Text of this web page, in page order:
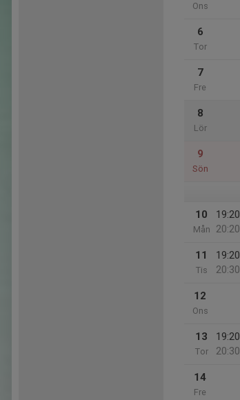
Ons
6
Tor
7
Fre
8
Lör
9
Sön
10
Mån
19:20
20:20
11
Tis
19:20
20:30
12
Ons
13
Tor
19:20
20:30
14
Fre